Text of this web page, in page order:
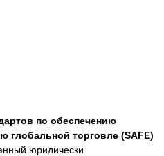
по обеспечению
глобальной торговле (SAFE)
юридически